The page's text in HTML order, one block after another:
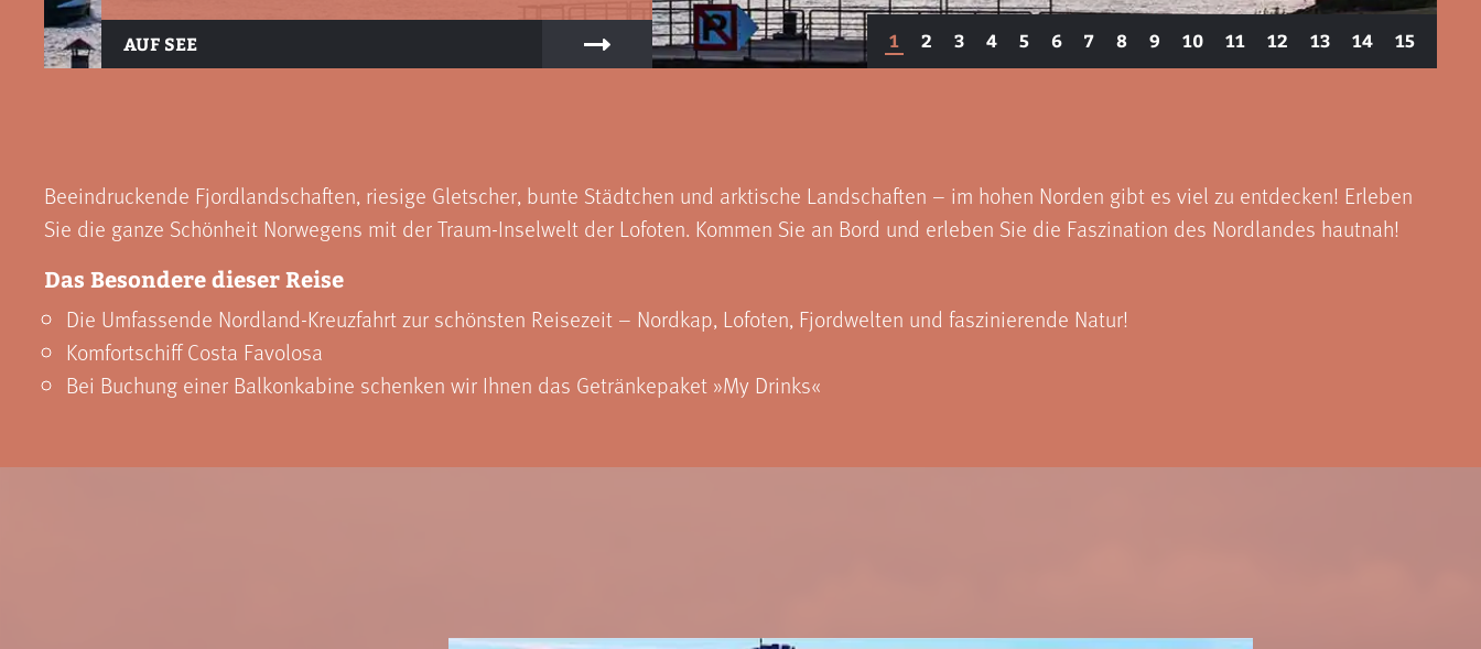
AUF SEE 1 2 3 4 5 6 7 8 9 10 11 12 13 14 15
Beeindruckende Fjordlandschaften, riesige Gletscher, bunte Städtchen und arktische Landschaften – im hohen Norden gibt es viel zu entdecken! Erleben
Sie die ganze Schönheit Norwegens mit der Traum-Inselwelt der Lofoten. Kommen Sie an Bord und erleben Sie die Faszination des Nordlandes hautnah!
Das Besondere dieser Reise
Die Umfassende Nordland-Kreuzfahrt zur schönsten Reisezeit – Nordkap, Lofoten, Fjordwelten und faszinierende Natur!
Komfortschiff Costa Favolosa
Bei Buchung einer Balkonkabine schenken wir Ihnen das Getränkepaket »My Drinks«